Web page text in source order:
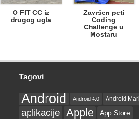
O FIT CC iz
drugog ugla
Završen peti
Coding
Challenge u
Mostaru
Tagovi
Android Android 4.0 Android
aplikacije Apple App Store